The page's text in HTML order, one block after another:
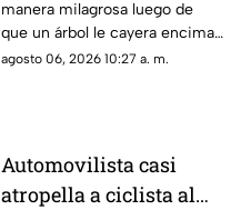
manera milagrosa luego de
que un árbol le cayera encima
durante una fuerte tormenta
agosto 06, 2026 10:27 a. m.
Automovilista casi
atropella a ciclista al